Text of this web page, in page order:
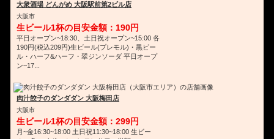
大衆酒場 どんがめ 大阪駅前第2ビル店
大阪市
生ビール1杯の目安金額：190円
平日オープン~18:30、土日祝オープン~15:00 各
190円(税込209円)生ビール(プレモル)・黒ビー
ル・ハーフ&ハーフ・翠ジンソーダ 平日オープ
ン~17...
肉汁餃子のダンダダン 大阪梅田店
大阪市
生ビール1杯の目安金額：299円
月~金16:30~18:00 土日祝11:30~18:00 生ビー